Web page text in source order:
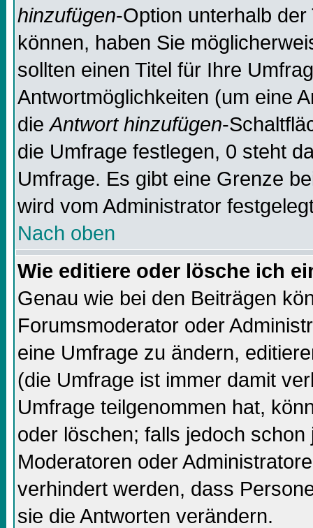
hinzufügen-Option unterhalb
können, haben Sie
sollten einen Titel für Ihre
Antwortmöglichkeiten (um eine
dieAntwort hinzufügen-
die Umfrage festlegen, 0 steht
Umfrage. Es gibt eine Grenze
wird vom Administrator
Nach oben
Wie editiere oder lösche ich
Genau wie bei den Beiträgen
Forumsmoderator oder
eine Umfrage zu ändern,
(die Umfrage ist immer damit
Umfrage teilgenommen hat,
oder löschen; falls jedoch
Moderatoren oder
verhindert werden, dass
sie die Antworten verändern.